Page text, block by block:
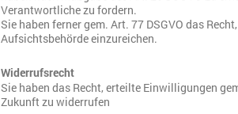
Verantwortliche zu fordern.
Sie haben ferner gem. Art. 77 DSGVO das
Aufsichtsbehörde einzureichen.
Widerrufsrecht
Sie haben das Recht, erteilte Einwilligungen
Zukunft zu widerrufen